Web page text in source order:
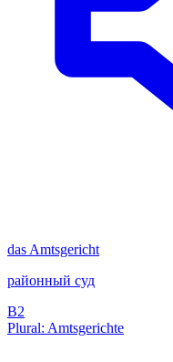
das Amtsgericht
районный суд
B2
Plural: Amtsgerichte